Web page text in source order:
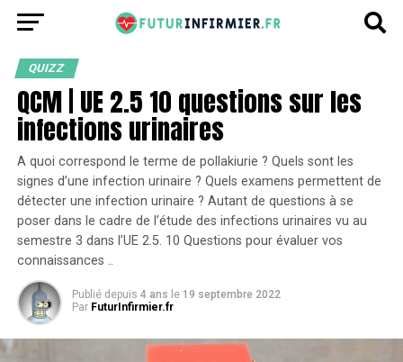
QUIZZ
QCM | UE 2.5 10 questions sur les
infections urinaires
A quoi correspond le terme de pollakiurie ? Quels sont les
signes d’une infection urinaire ? Quels examens permettent de
détecter une infection urinaire ? Autant de questions à se
poser dans le cadre de l’étude des infections urinaires vu au
semestre 3 dans l’UE 2.5. 10 Questions pour évaluer vos
connaissances ..
Publié depuis 4 ans le 19 septembre 2022
Par FuturInfirmier.fr